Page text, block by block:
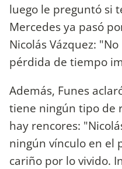
luego le preguntó si
Mercedes ya pasó
Nicolás Vázquez:
pérdida de tiempo
Además, Funes
tiene ningún tipo de
hay rencores:
ningún vínculo en el
cariño por lo vivido.